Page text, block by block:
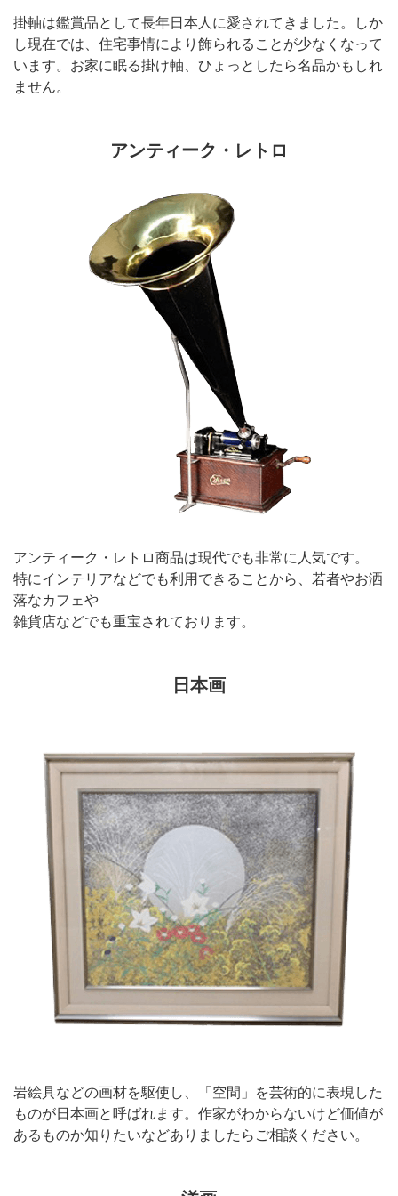
掛軸は鑑賞品として長年日本人に愛されてきました。しか
し現在では、住宅事情により飾られることが少なくなって
います。お家に眠る掛け軸、ひょっとしたら名品かもしれ
ません。
アンティーク・レトロ
アンティーク・レトロ商品は現代でも非常に人気です。
特にインテリアなどでも利用できることから、若者やお洒
落なカフェや
雑貨店などでも重宝されております。
日本画
岩絵具などの画材を駆使し、「空間」を芸術的に表現した
ものが日本画と呼ばれます。作家がわからないけど価値が
あるものか知りたいなどありましたらご相談ください。